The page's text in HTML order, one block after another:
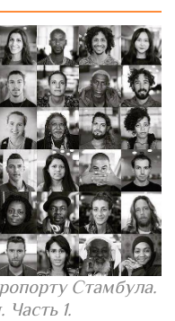
Стамбула.
1.